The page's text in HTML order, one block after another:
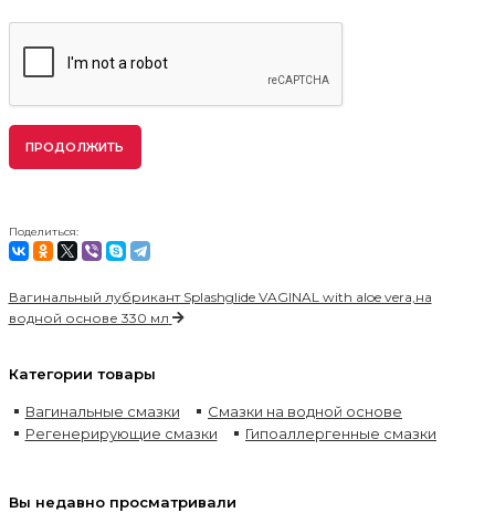
ПРОДОЛЖИТЬ
Поделиться:
Вагинальный лубрикант Splashglide VAGINAL with aloe vera,на
водной основе 330 мл
Категории товары
Вагинальные смазки
Смазки на водной основе
Регенерирующие смазки
Гипоаллергенные смазки
Вы недавно просматривали